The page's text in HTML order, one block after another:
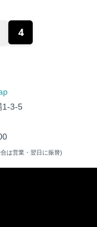
4
1-3-5
は営業・翌日に振替)